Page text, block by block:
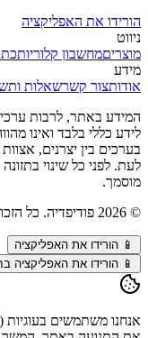
הורידו את האפליקציה
ניווט
מוצריםמחשבון קלוריות
מידע
אודותצור קשרשאלות
המידע באתר, לרבות
לידע כללי בלבד ואינו
בערכים בין יצרנים,
לעת. לפני כל שינוי
מוסמך.
©
2026 פודיפדיה. כל
📱 הורידו את האפליקציה
📱 הורידו את האפליקציה